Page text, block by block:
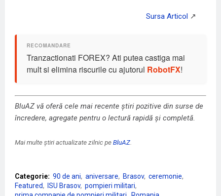
Tranzactionati FOREX? Ati putea castiga mai
mult si elimina riscurile cu ajutorul RobotFX!
BluAZ vă oferă cele mai recente știri pozitive din surse de
încredere, agregate pentru o lectură rapidă și completă.
Mai multe știri actualizate zilnic peBluAZ
Categorie: 90 de ani aniversare Brasov ceremonie
Featured
ISU Brasov pompieri militari